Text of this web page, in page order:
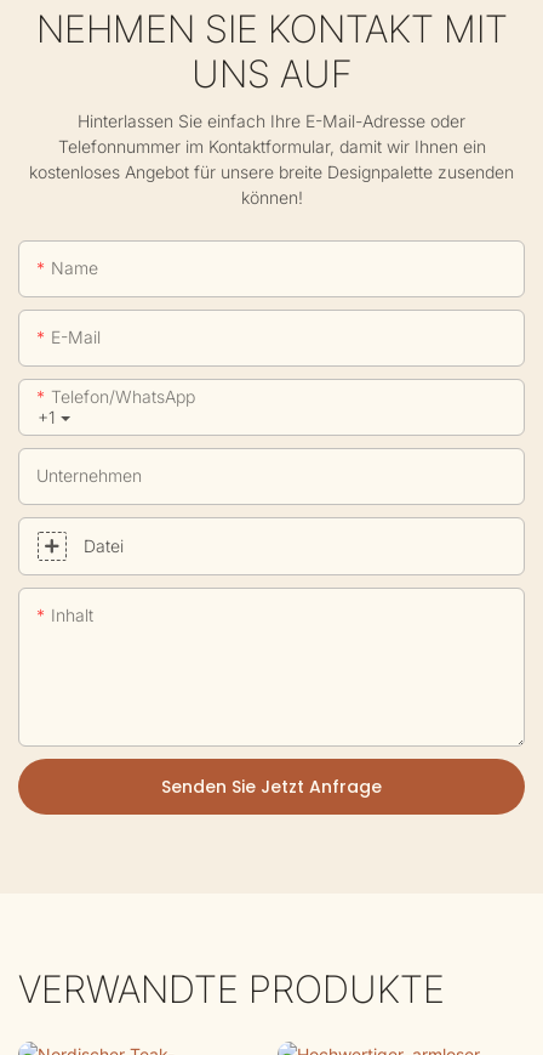
NEHMEN SIE KONTAKT MIT
UNS AUF
Hinterlassen Sie einfach Ihre E-Mail-Adresse oder
Telefonnummer im Kontaktformular, damit wir Ihnen ein
kostenloses Angebot für unsere breite Designpalette zusenden
können!
Name
E-Mail
+1
Telefon/WhatsApp
Unternehmen
Datei
Inhalt
Senden Sie Jetzt Anfrage
VERWANDTE PRODUKTE